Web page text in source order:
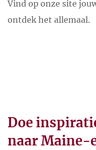
Vind op onze site
ontdek het allemaal.
Doe
naar